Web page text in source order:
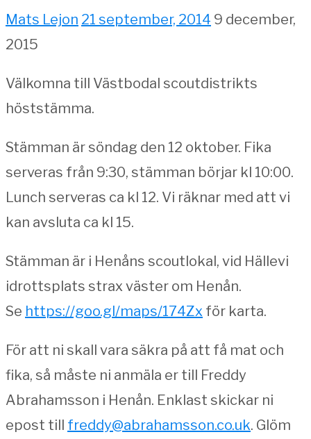
Mats Lejon 21 september, 2014 9 december,
2015
Välkomna till Västbodal scoutdistrikts
höststämma.
Stämman är söndag den 12 oktober. Fika
serveras från 9:30, stämman börjar kl 10:00.
Lunch serveras ca kl 12. Vi räknar med att vi
kan avsluta ca kl 15.
Stämman är i Henåns scoutlokal, vid Hällevi
idrottsplats strax väster om Henån.
Se https://goo.gl/maps/174Zx för karta.
För att ni skall vara säkra på att få mat och
fika, så måste ni anmäla er till Freddy
Abrahamsson i Henån. Enklast skickar ni
epost till freddy@abrahamsson.co.uk. Glöm